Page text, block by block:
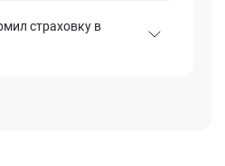
страховку в